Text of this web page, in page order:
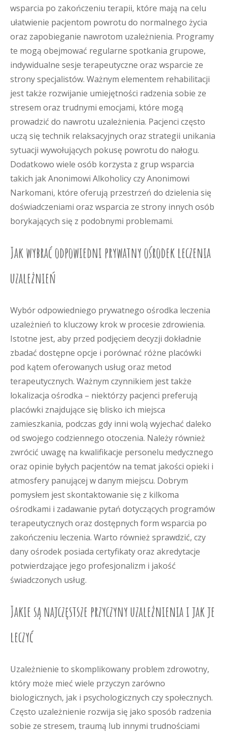
wsparcia po zakończeniu terapii, które mają na celu
ułatwienie pacjentom powrotu do normalnego życia
oraz zapobieganie nawrotom uzależnienia. Programy
te mogą obejmować regularne spotkania grupowe,
indywidualne sesje terapeutyczne oraz wsparcie ze
strony specjalistów. Ważnym elementem rehabilitacji
jest także rozwijanie umiejętności radzenia sobie ze
stresem oraz trudnymi emocjami, które mogą
prowadzić do nawrotu uzależnienia. Pacjenci często
uczą się technik relaksacyjnych oraz strategii unikania
sytuacji wywołujących pokusę powrotu do nałogu.
Dodatkowo wiele osób korzysta z grup wsparcia
takich jak Anonimowi Alkoholicy czy Anonimowi
Narkomani, które oferują przestrzeń do dzielenia się
doświadczeniami oraz wsparcia ze strony innych osób
borykających się z podobnymi problemami.
Jak wybrać odpowiedni prywatny ośrodek leczenia
uzależnień
Wybór odpowiedniego prywatnego ośrodka leczenia
uzależnień to kluczowy krok w procesie zdrowienia.
Istotne jest, aby przed podjęciem decyzji dokładnie
zbadać dostępne opcje i porównać różne placówki
pod kątem oferowanych usług oraz metod
terapeutycznych. Ważnym czynnikiem jest także
lokalizacja ośrodka – niektórzy pacjenci preferują
placówki znajdujące się blisko ich miejsca
zamieszkania, podczas gdy inni wolą wyjechać daleko
od swojego codziennego otoczenia. Należy również
zwrócić uwagę na kwalifikacje personelu medycznego
oraz opinie byłych pacjentów na temat jakości opieki i
atmosfery panującej w danym miejscu. Dobrym
pomysłem jest skontaktowanie się z kilkoma
ośrodkami i zadawanie pytań dotyczących programów
terapeutycznych oraz dostępnych form wsparcia po
zakończeniu leczenia. Warto również sprawdzić, czy
dany ośrodek posiada certyfikaty oraz akredytacje
potwierdzające jego profesjonalizm i jakość
świadczonych usług.
Jakie są najczęstsze przyczyny uzależnienia i jak je
leczyć
Uzależnienie to skomplikowany problem zdrowotny,
który może mieć wiele przyczyn zarówno
biologicznych, jak i psychologicznych czy społecznych.
Często uzależnienie rozwija się jako sposób radzenia
sobie ze stresem, traumą lub innymi trudnościami